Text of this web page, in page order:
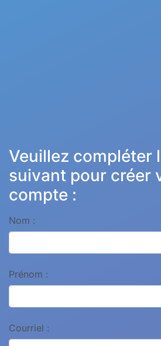
Veuillez compléter
suivant pour créer
compte :
Nom :
Prénom :
Courriel :